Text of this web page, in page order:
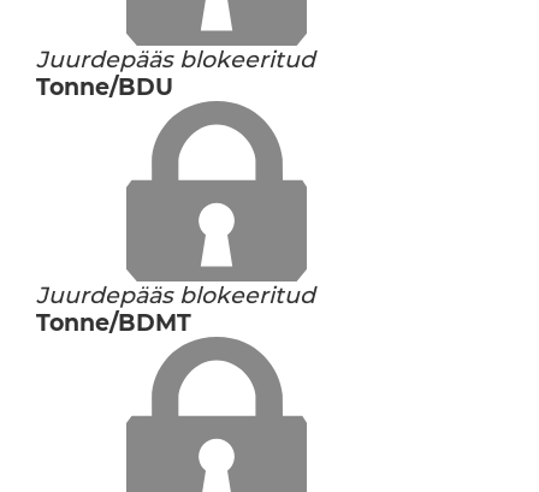
Juurdepääs blokeeritud
Tonne/BDU
Juurdepääs blokeeritud
Tonne/BDMT